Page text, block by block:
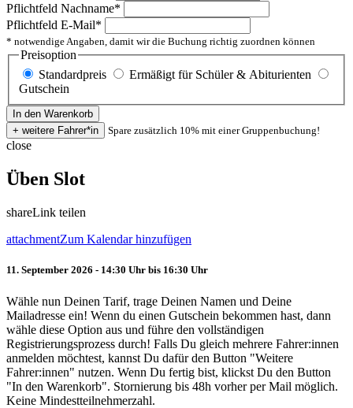
Pflichtfeld Nachname*
Pflichtfeld E-Mail*
* notwendige Angaben, damit wir die Buchung richtig zuordnen können
Preisoption
Standardpreis
Ermäßigt für Schüler & Abiturienten
Gutschein
Spare zusätzlich 10% mit einer Gruppenbuchung!
close
Üben Slot
shareLink teilen
attachmentZum Kalendar hinzufügen
11. September 2026 - 14:30 Uhr bis 16:30 Uhr
Wähle nun Deinen Tarif, trage Deinen Namen und Deine
Mailadresse ein! Wenn du einen Gutschein bekommen hast, dann
wähle diese Option aus und führe den vollständigen
Registrierungsprozess durch! Falls Du gleich mehrere Fahrer:innen
anmelden möchtest, kannst Du dafür den Button "Weitere
Fahrer:innen" nutzen. Wenn Du fertig bist, klickst Du den Button
"In den Warenkorb". Stornierung bis 48h vorher per Mail möglich.
Keine Mindestteilnehmerzahl.